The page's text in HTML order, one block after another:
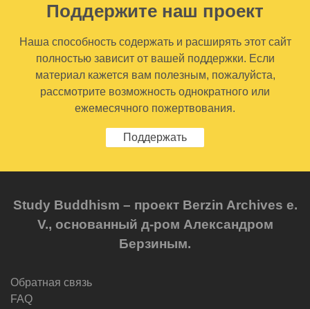
Поддержите наш проект
Наша способность содержать и расширять этот сайт
полностью зависит от вашей поддержки. Если
материал кажется вам полезным, пожалуйста,
рассмотрите возможность однократного или
ежемесячного пожертвования.
Поддержать
Study Buddhism – проект Berzin Archives e.
V., основанный д-ром Александром
Берзиным.
Обратная связь
FAQ